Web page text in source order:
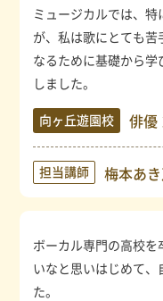
ミュージカルでは、
が、私は歌にとても苦
なるために基礎から
しました。
向ヶ丘遊園校 俳優
担当講師 梅本あ
ボーカル専門の高校
いなと思いはじめて
た。